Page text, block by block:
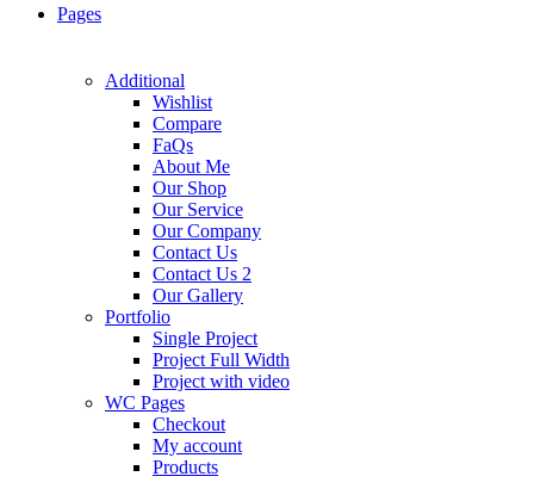
Pages
Additional
Wishlist
Compare
FaQs
About Me
Our Shop
Our Service
Our Company
Contact Us
Contact Us 2
Our Gallery
Portfolio
Single Project
Project Full Width
Project with video
WC Pages
Checkout
My account
Products